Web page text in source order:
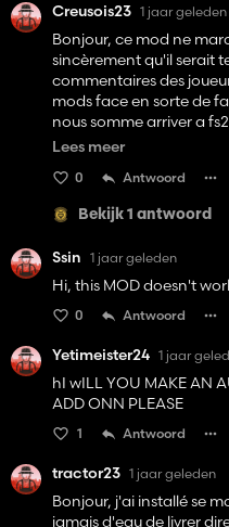
mod ne marche pas ,
ce qu'il faut pour que
bien cordialement a toi.
Creusois23 1 jaar geleden
Bonjour, ce mod ne
sincèrement qu'il serait
commentaires des
mods face en sorte de
nous somme arriver a
temps de mettre des
Lees meer
0 Antwoord
Bekijk 1 antwoord
Ssin 1 jaar geleden
Hi, this MOD doesn't
0 Antwoord
Yetimeister24 1 jaar
hI wILL YOU MAKE AN
ADD ONN PLEASE
1 Antwoord
tractor23 1 jaar geleden
Bonjour, j'ai installé se
jamais d'eau de livrer